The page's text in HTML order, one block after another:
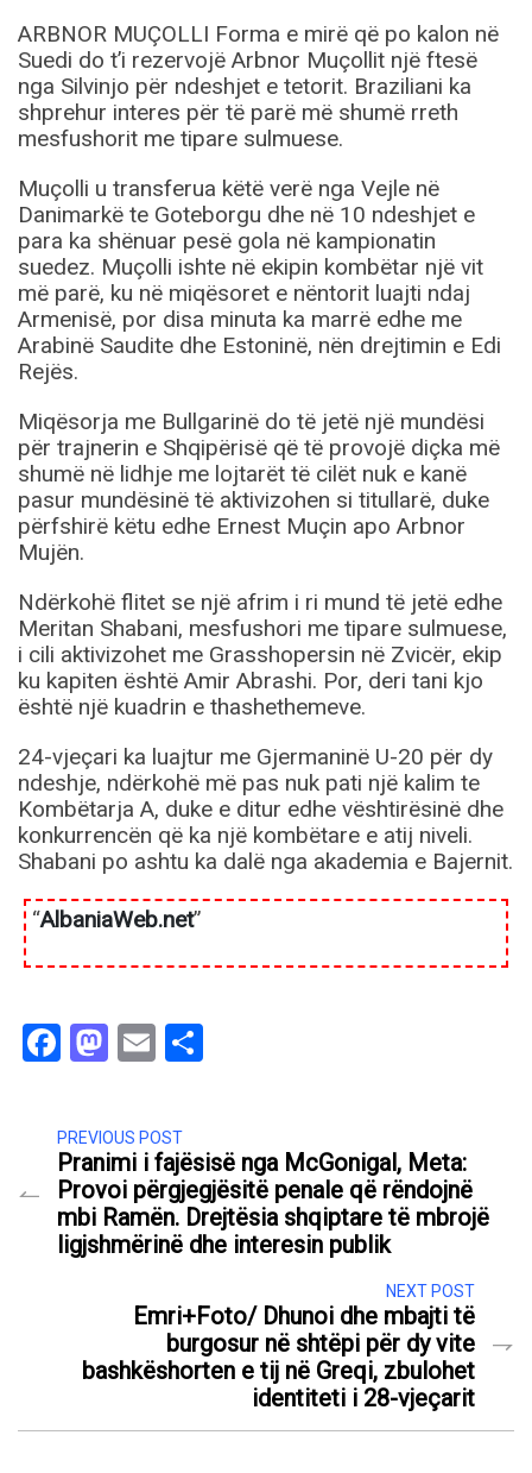
ARBNOR MUÇOLLI Forma e mirë që po kalon në
Suedi do t’i rezervojë Arbnor Muçollit një ftesë
nga Silvinjo për ndeshjet e tetorit. Braziliani ka
shprehur interes për të parë më shumë rreth
mesfushorit me tipare sulmuese.
Muçolli u transferua këtë verë nga Vejle në
Danimarkë te Goteborgu dhe në 10 ndeshjet e
para ka shënuar pesë gola në kampionatin
suedez. Muçolli ishte në ekipin kombëtar një vit
më parë, ku në miqësoret e nëntorit luajti ndaj
Armenisë, por disa minuta ka marrë edhe me
Arabinë Saudite dhe Estoninë, nën drejtimin e Edi
Rejës.
Miqësorja me Bullgarinë do të jetë një mundësi
për trajnerin e Shqipërisë që të provojë diçka më
shumë në lidhje me lojtarët të cilët nuk e kanë
pasur mundësinë të aktivizohen si titullarë, duke
përfshirë këtu edhe Ernest Muçin apo Arbnor
Mujën.
Ndërkohë flitet se një afrim i ri mund të jetë edhe
Meritan Shabani, mesfushori me tipare sulmuese,
i cili aktivizohet me Grasshopersin në Zvicër, ekip
ku kapiten është Amir Abrashi. Por, deri tani kjo
është një kuadrin e thashethemeve.
24-vjeçari ka luajtur me Gjermaninë U-20 për dy
ndeshje, ndërkohë më pas nuk pati një kalim te
Kombëtarja A, duke e ditur edhe vështirësinë dhe
konkurrencën që ka një kombëtare e atij niveli.
Shabani po ashtu ka dalë nga akademia e Bajernit.
“AlbaniaWeb.net”
Facebook
Mastodon
Email
PREVIOUS POST
Pranimi i fajësisë nga McGonigal, Meta:
Provoi përgjegjësitë penale që rëndojnë
mbi Ramën. Drejtësia shqiptare të mbrojë
ligjshmërinë dhe interesin publik
NEXT POST
Emri+Foto/ Dhunoi dhe mbajti të
burgosur në shtëpi për dy vite
bashkëshorten e tij në Greqi, zbulohet
identiteti i 28-vjeçarit